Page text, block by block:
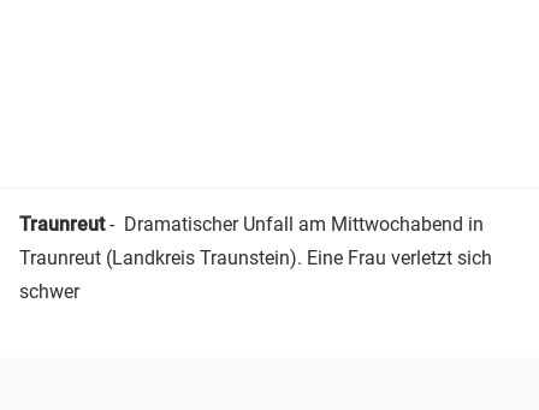
Traunreut- Dramatischer Unfall am Mittwochabend in
Traunreut (Landkreis Traunstein). Eine Frau verletzt sich
schwer